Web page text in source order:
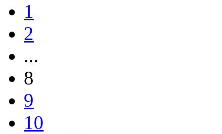
1
2
...
8
9
10